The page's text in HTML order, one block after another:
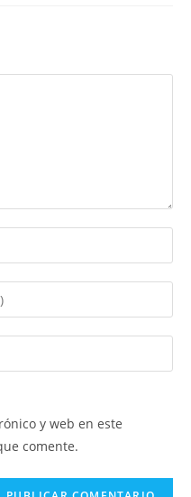
y web en este
comente.